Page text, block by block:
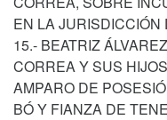
EN LA JURISDICCIÓN
15.- BEATRIZ
CORREA Y SUS
AMPARO DE
BÓ Y FIANZA DE